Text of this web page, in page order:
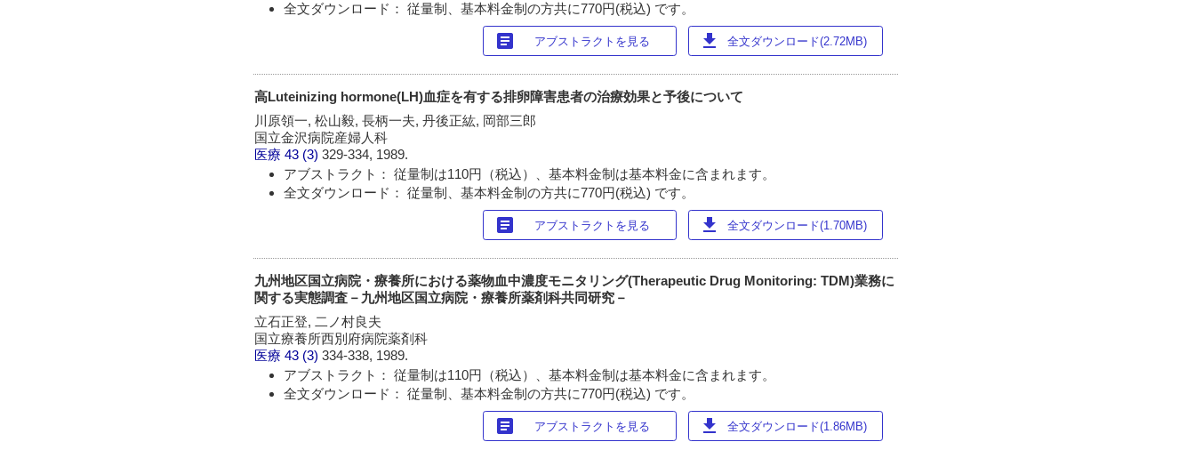
全文ダウンロード： 従量制、基本料金制の方共に770円(税込) です。
article アブストラクトを見る download 全文ダウンロード(2.72MB)
高Luteinizing hormone(LH)血症を有する排卵障害患者の治療効果と予後について
川原領一, 松山毅, 長柄一夫, 丹後正紘, 岡部三郎
国立金沢病院産婦人科
医療 43 (3)329-334, 1989.
アブストラクト： 従量制は110円（税込）、基本料金制は基本料金に含まれます。
全文ダウンロード： 従量制、基本料金制の方共に770円(税込) です。
article アブストラクトを見る download 全文ダウンロード(1.70MB)
九州地区国立病院・療養所における薬物血中濃度モニタリング(Therapeutic Drug Monitoring: TDM)業務に
関する実態調査－九州地区国立病院・療養所薬剤科共同研究－
立石正登, 二ノ村良夫
国立療養所西別府病院薬剤科
医療 43 (3)334-338, 1989.
アブストラクト： 従量制は110円（税込）、基本料金制は基本料金に含まれます。
全文ダウンロード： 従量制、基本料金制の方共に770円(税込) です。
article アブストラクトを見る download 全文ダウンロード(1.86MB)